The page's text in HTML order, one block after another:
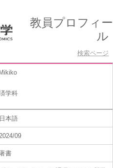
教員プロフィー
ル
検索ページ
学科
日本語
09
書